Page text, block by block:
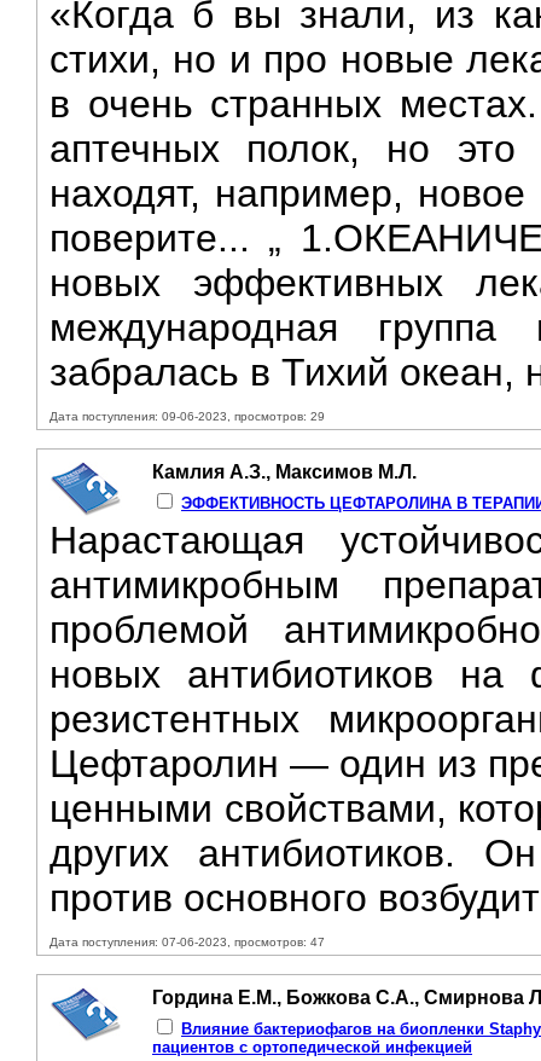
«Когда б вы знали, из
стихи, но и про новые
в очень странных
аптечных полок, но
находят, например,
поверите... „
новых эффективных
международная
забралась в Тихий океан,
Дата поступления: 09-06-2023, просмотров: 29
Камлия А.З., Максимов М.Л.
ЭФФЕКТИВНОСТЬ ЦЕФТАРОЛИНА В
Нарастающая
антимикробным
проблемой
новых антибиотиков
резистентных
Цефтаролин — один из
ценными свойствами,
других антибиотиков.
против основного
Дата поступления: 07-06-2023, просмотров: 47
Гордина Е.М., Божкова С.А., Смирнова
Влияние бактериофагов на биопленки
пациентов с ортопедической инфекцией